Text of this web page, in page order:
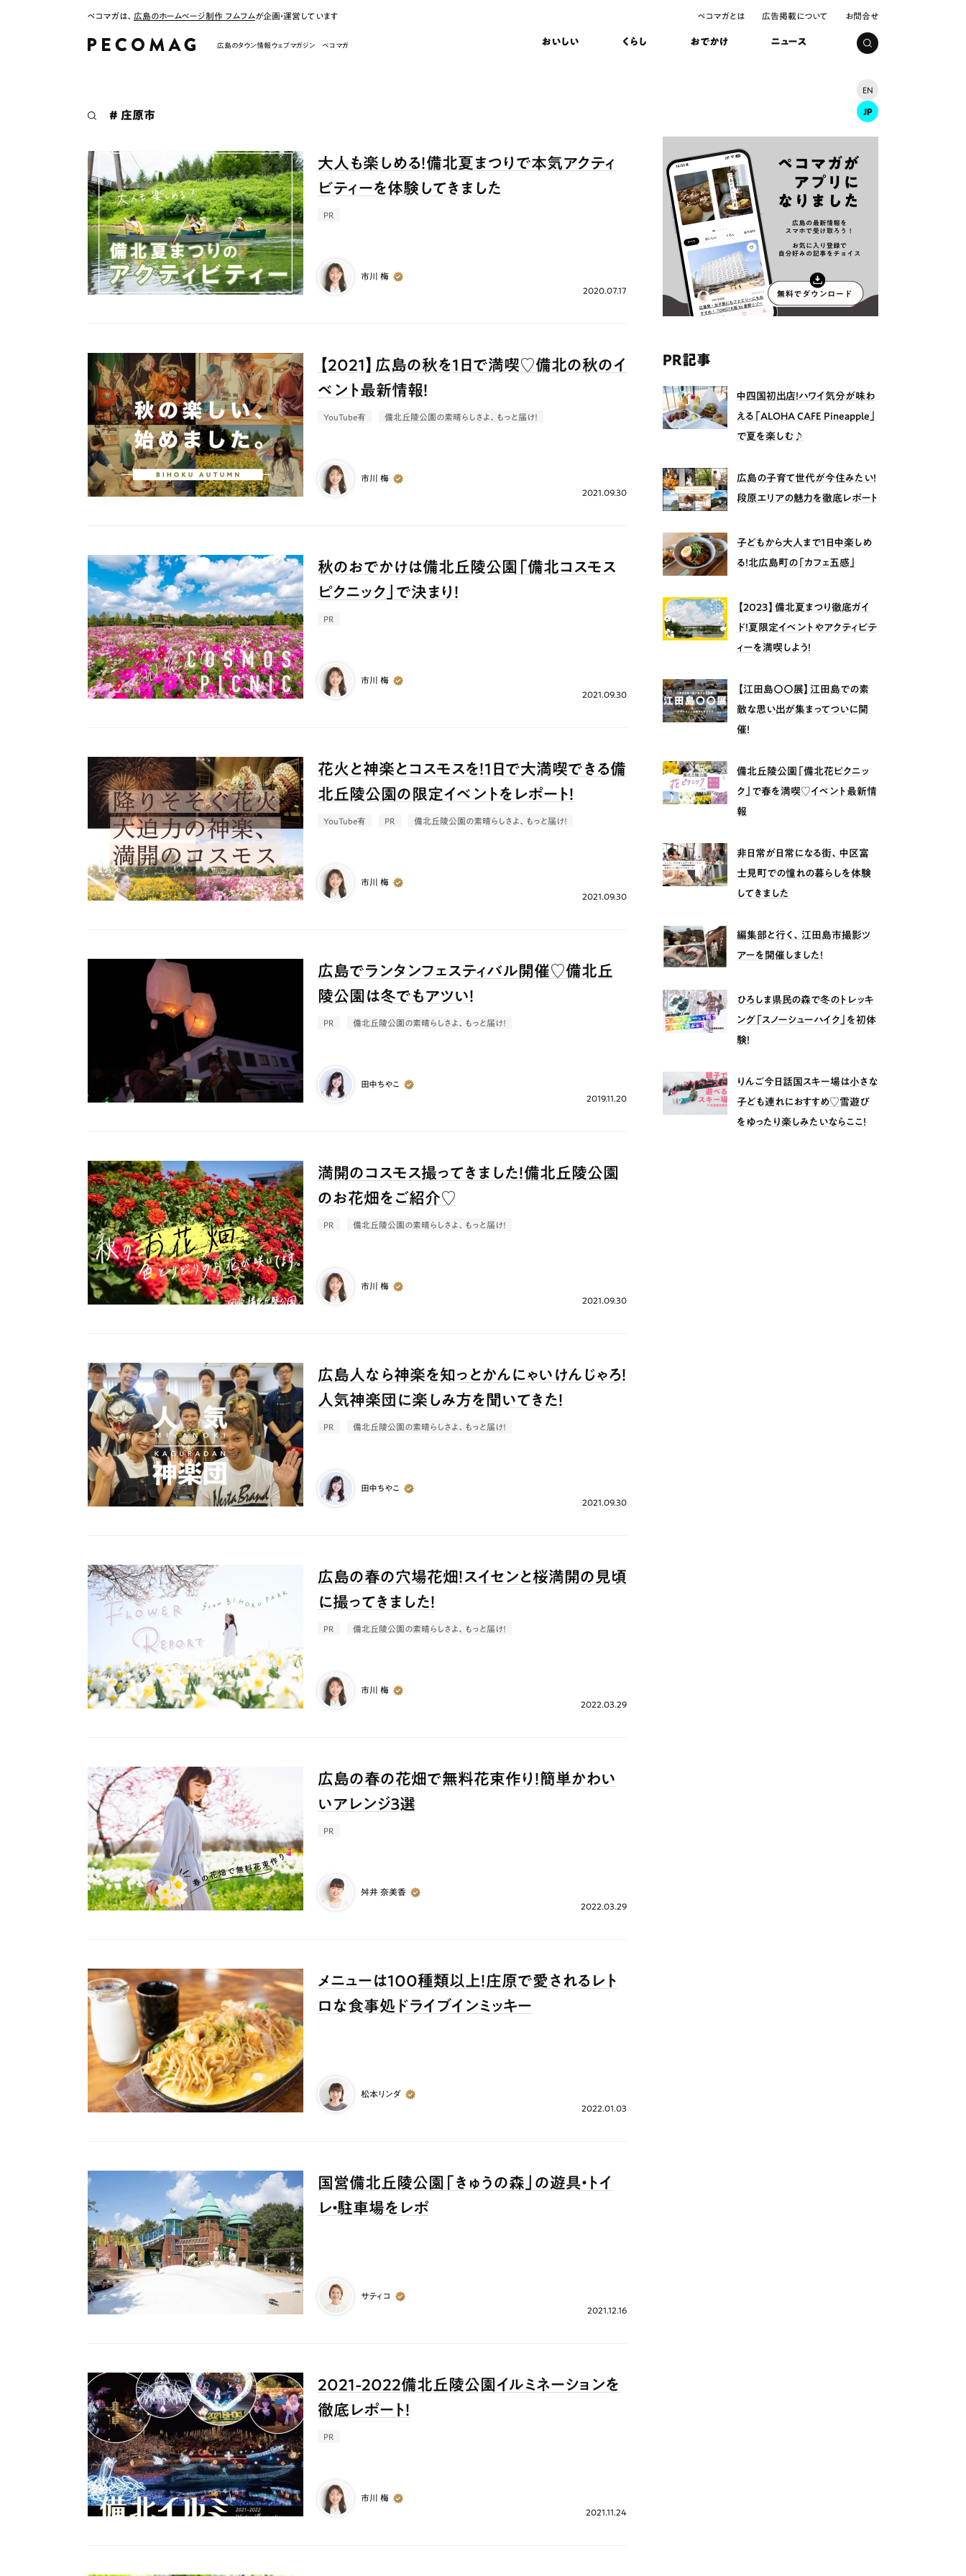
ペコマガは、 広島のホームページ制作 フムフムが企画・運営しています ペコマガとは 広告掲載について お問合せ
広島のタウン情報ウェブマガジン ペコマガ おいしい くらし おでかけ ニュース
EN
JP
# ランチ # スイーツ # ファミリーにおすすめ
# テイクアウト
# 庄原市
大人も楽しめる！備北夏まつりで本気アクティ
ビティーを体験してきました
PR
市川 梅
2020.07.17
【2021】広島の秋を1日で満喫♡備北の秋のイ
ベント最新情報！
YouTube有 備北丘陵公園の素晴らしさよ、もっと届け！
市川 梅
2021.09.30
秋のおでかけは備北丘陵公園「備北コスモス
ピクニック」で決まり！
PR
市川 梅
2021.09.30
花火と神楽とコスモスを！1日で大満喫できる備
北丘陵公園の限定イベントをレポート！
YouTube有 PR 備北丘陵公園の素晴らしさよ、もっと届け！
市川 梅
2021.09.30
広島でランタンフェスティバル開催♡備北丘
陵公園は冬でもアツい！
PR 備北丘陵公園の素晴らしさよ、もっと届け！
田中ちやこ
2019.11.20
満開のコスモス撮ってきました！備北丘陵公園
のお花畑をご紹介♡
PR 備北丘陵公園の素晴らしさよ、もっと届け！
市川 梅
2021.09.30
広島人なら神楽を知っとかんにゃいけんじゃろ！
人気神楽団に楽しみ方を聞いてきた！
PR 備北丘陵公園の素晴らしさよ、もっと届け！
田中ちやこ
2021.09.30
広島の春の穴場花畑！スイセンと桜満開の見頃
に撮ってきました！
PR 備北丘陵公園の素晴らしさよ、もっと届け！
市川 梅
2022.03.29
広島の春の花畑で無料花束作り！簡単かわい
いアレンジ３選
PR
舛井 奈美香
2022.03.29
メニューは100種類以上！庄原で愛されるレト
ロな食事処ドライブインミッキー
松本リンダ
2022.01.03
国営備北丘陵公園「きゅうの森」の遊具・トイ
レ・駐車場をレポ
サティコ
2021.12.16
2021-2022備北丘陵公園イルミネーションを
徹底レポート！
PR
市川 梅
2021.11.24
PR記事
中四国初出店！ハワイ気分が味わ
える「ALOHA CAFE Pineapple」
で夏を楽しむ♪
広島の子育て世代が今住みたい！
段原エリアの魅力を徹底レポート
子どもから大人まで1日中楽しめ
る！北広島町の「カフェ五感」
【2023】備北夏まつり徹底ガイ
ド！夏限定イベントやアクティビテ
ィーを満喫しよう！
【江田島〇〇展】江田島での素
敵な思い出が集まってついに開
催！
備北丘陵公園「備北花ピクニッ
ク」で春を満喫♡イベント最新情
報
非日常が日常になる街、中区富
士見町での憧れの暮らしを体験
してきました
編集部と行く、江田島市撮影ツ
アーを開催しました！
ひろしま県民の森で冬のトレッキ
ング「スノーシューハイク」を初体
験！
りんご今日話国スキー場は小さな
子ども連れにおすすめ♡雪遊び
をゆったり楽しみたいならここ！